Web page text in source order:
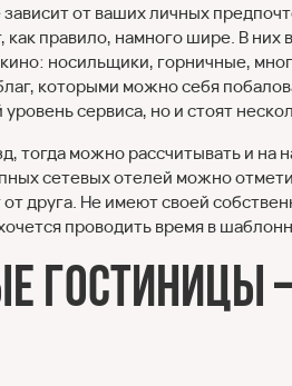
от ваших личных
как правило, намного шире. В
носильщики, горничные,
которыми можно себя
уровень сервиса, но и стоят
тогда можно рассчитывать и
сетевых отелей можно
друга. Не имеют своей
проводить время в
гостиницы